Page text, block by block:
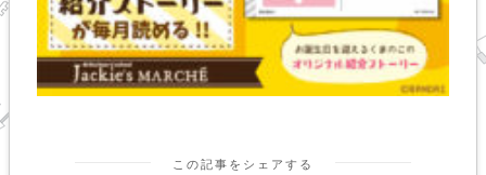
この記事をシェアする